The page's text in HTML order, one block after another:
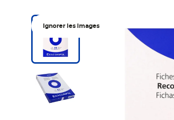
Ignorer les images